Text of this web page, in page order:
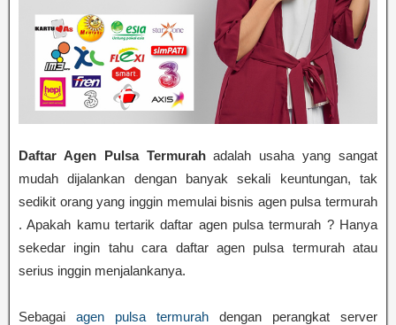
Daftar Agen Pulsa Termurahadalah usaha yang sangat
mudah dijalankan dengan banyak sekali keuntungan, tak
sedikit orang yang inggin memulai bisnis agen pulsa termurah
. Apakah kamu tertarik daftar agen pulsa termurah ? Hanya
sekedar ingin tahu cara daftar agen pulsa termurah atau
serius inggin menjalankanya.
Sebagai agen pulsa termurah dengan perangkat server